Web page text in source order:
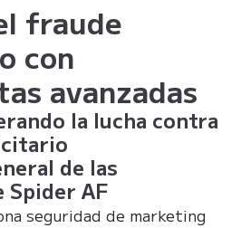
fraude
con
avanzadas
la lucha contra
de las
Spider AF
seguridad de marketing